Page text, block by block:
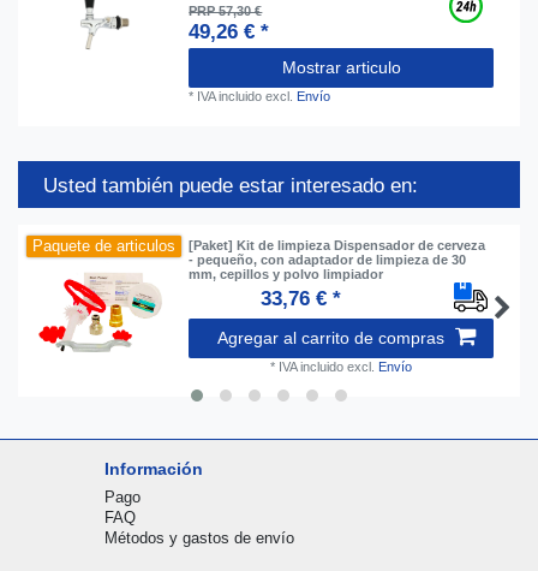
PRP 57,30 €
49,26 € *
Mostrar articulo
* IVA incluido excl. Envío
Usted también puede estar interesado en:
Paquete de articulos
[Paket] Kit de limpieza Dispensador de cerveza
- pequeño, con adaptador de limpieza de 30
mm, cepillos y polvo limpiador
33,76 € *
Agregar al carrito de compras
* IVA incluido excl. Envío
Información
Pago
FAQ
Métodos y gastos de envío